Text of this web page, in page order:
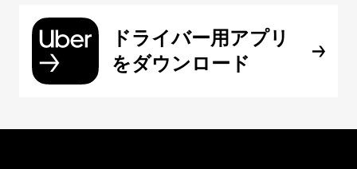
ドライバー用アプリ
をダウンロード